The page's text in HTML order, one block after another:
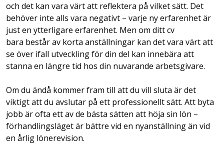
och det kan vara värt att reflektera på vilket sätt. Det
behöver inte alls vara negativt – varje ny erfarenhet är
just en ytterligare erfarenhet. Men om ditt cv
bara består av korta anställningar kan det vara värt att
se över ifall utveckling för din del kan innebära att
stanna en längre tid hos din nuvarande arbetsgivare.
Om du ändå kommer fram till att du vill sluta är det
viktigt att du avslutar på ett professionellt sätt. Att byta
jobb är ofta ett av de bästa sätten att höja sin lön –
förhandlingsläget är bättre vid en nyanställning än vid
en årlig lönerevision.